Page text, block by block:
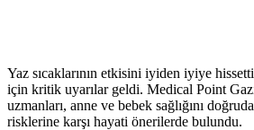
Yaz sıcaklarının etkisini iyiden iyiye
için kritik uyarılar geldi. Medical Point
uzmanları, anne ve bebek sağlığını
risklerine karşı hayati önerilerde bulundu.